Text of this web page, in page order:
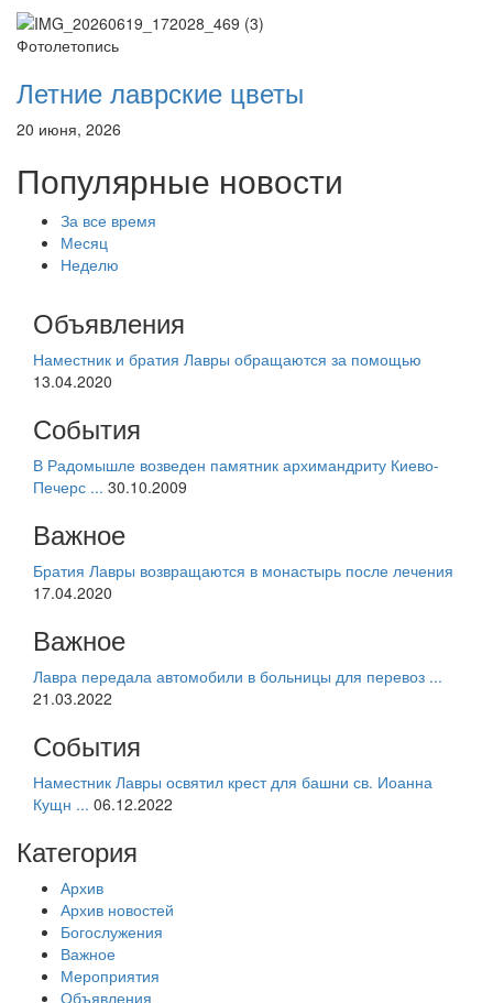
Фотолетопись
Летние лаврские цветы
20 июня, 2026
Популярные новости
За все время
Месяц
Неделю
Объявления
Наместник и братия Лавры обращаются за помощью
13.04.2020
События
В Радомышле возведен памятник архимандриту Киево-
Печерс ... 30.10.2009
Важное
Братия Лавры возвращаются в монастырь после лечения
17.04.2020
Важное
Лавра передала автомобили в больницы для перевоз ...
21.03.2022
События
Наместник Лавры освятил крест для башни св. Иоанна
Кущн ... 06.12.2022
Категория
Архив
Архив новостей
Богослужения
Важное
Мероприятия
Объявления